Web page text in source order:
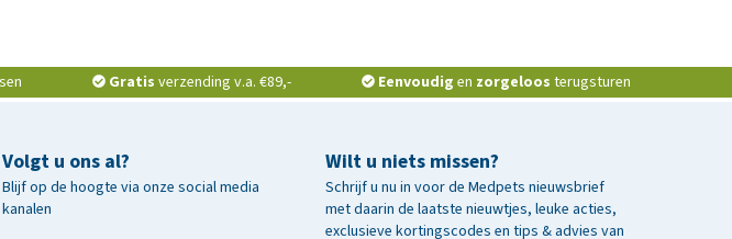
Gratis verzending v.a. €89,- Eenvoudig en zorgeloos terugsturen
Wilt u niets missen?
Schrijf u nu in voor de Medpets nieuwsbrief
met daarin de laatste nieuwtjes, leuke acties,
exclusieve kortingscodes en tips & advies van
Volgt u ons al?
Blijf op de hoogte via onze social media
kanalen